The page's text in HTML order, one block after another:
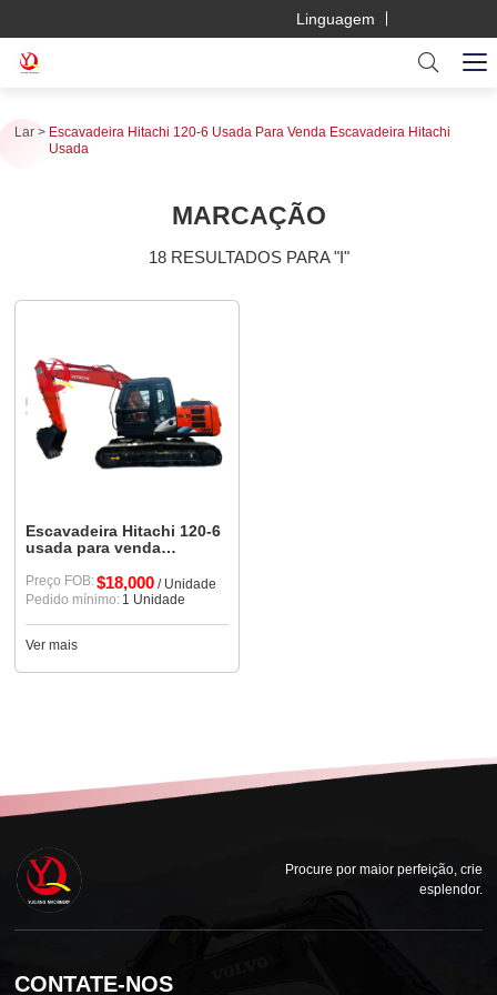
Linguagem
Lar
Escavadeira Hitachi 120-6 Usada Para Venda Escavadeira Hitachi
Usada
MARCAÇÃO
18 RESULTADOS PARA "I"
Escavadeira Hitachi 120-6
usada para venda
Preço FOB:$18,000/ Unidade
Pedido mínimo: 1 Unidade
Ver mais
Procure por maior perfeição, crie
esplendor.
CONTATE-NOS